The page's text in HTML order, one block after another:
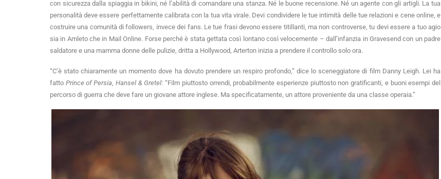
con sicurezza dalla spiaggia in bikini, né l’abilità di comandare una stanza. Né le buone recensione. Né un agente con gli artigli. La tua
personalità deve essere perfettamente calibrata con la tua vita virale. Devi condividere le tue intimità delle tue relazioni e cene online, e
costruire una comunità di followers, invece dei fans. Le tue frasi devono essere titillanti, ma non controverse, tu devi essere a tuo agio
sia in Amleto che in Mail Online. Forse perché è stata gettata così lontano così velocemente – dall’infanzia in Gravesend con un padre
saldatore e una mamma donne delle pulizie, dritta a Hollywood, Arterton inizia a prendere il controllo solo ora.
“C’è stato chiaramente un momento dove ha dovuto prendere un respiro profondo,” dice lo sceneggiatore di film Danny Leigh. Lei ha
fatto Prince of Persia Hansel & Gretel: “Film piuttosto orrendi, probabilmente esperienze piuttosto non gratificanti, e buoni esempi del
percorso di guerra che deve fare un giovane attore inglese. Ma specificatamente, un attore proveniente da una classe operaia.”